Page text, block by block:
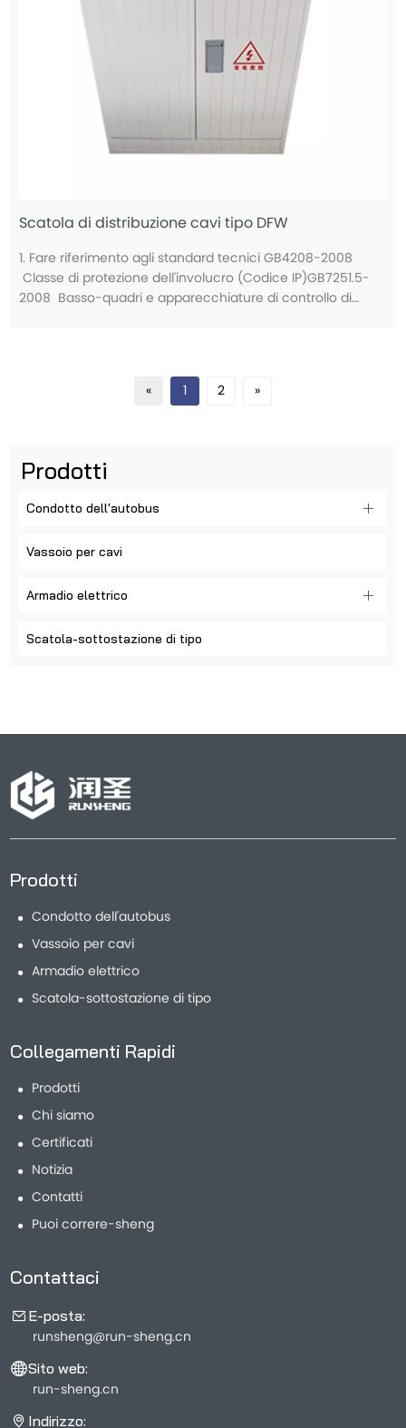
Scatola di distribuzione cavi tipo DFW
1. Fare riferimento agli standard tecnici GB4208-2008
Classe di protezione dell'involucro (Codice IP)GB7251.5-
2008 Basso-quadri e apparecchiature di controllo di
« 1 2 »
Prodotti
Condotto dell'autobus
Vassoio per cavi
Armadio elettrico
Scatola-sottostazione di tipo
Prodotti
Condotto dell'autobus
Vassoio per cavi
Armadio elettrico
Scatola-sottostazione di tipo
Collegamenti Rapidi
Prodotti
Chi siamo
Certificati
Notizia
Contatti
Puoi correre-sheng
Contattaci
E-posta:
runsheng@run-sheng.cn
Sito web:
run-sheng.cn
Indirizzo: